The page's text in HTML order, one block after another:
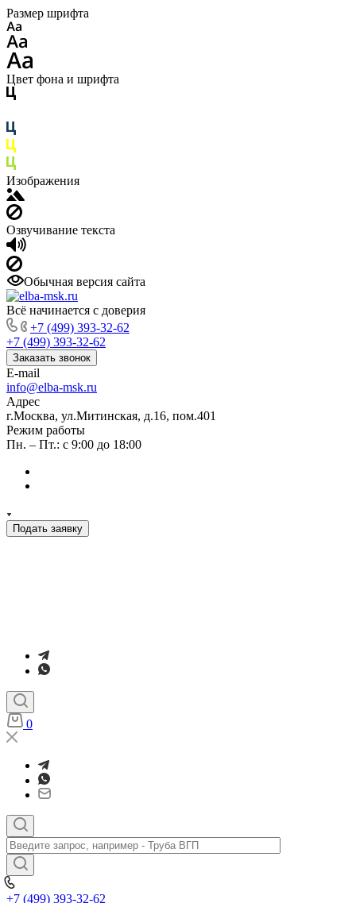
Размер шрифта
Цвет фона и шрифта
Изображения
Озвучивание текста
Обычная версия сайта
Всё начинается с доверия
+7 (499) 393-32-62
+7 (499) 393-32-62
Заказать звонок
E-mail
info@elba-msk.ru
Адрес
г.Москва, ул.Митинская, д.16, пом.401
Режим работы
Пн. – Пт.: с 9:00 до 18:00
Подать заявку
0
+7 (499) 393-32-62